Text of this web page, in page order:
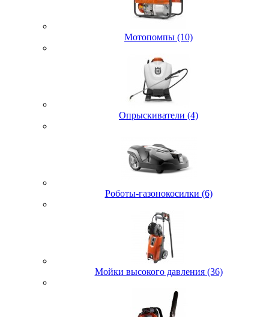
Мотопомпы (10)
Опрыскиватели (4)
Роботы-газонокосилки (6)
Мойки высокого давления (36)